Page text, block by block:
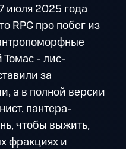
июля 2025 года
RPG про побег из
Томас - лис-
за
а в полной версии
пантерa-
чтобы выжить,
фракциях и